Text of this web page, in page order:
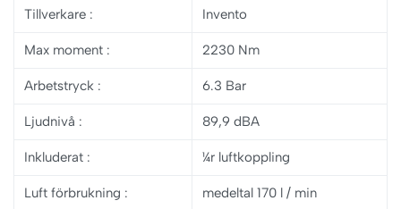
Tillverkare : Invento
Max moment : 2230 Nm
Arbetstryck : 6.3 Bar
Ljudnivå : 89,9 dBA
Inkluderat : ¼r luftkoppling
Luft förbrukning : medeltal 170 l / min